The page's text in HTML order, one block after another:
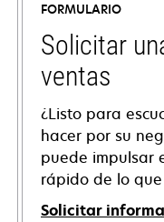
FORMULARIO
Solicitar
ventas
¿Listo para
hacer por su
puede impulsar
rápido de lo que
Solicitar